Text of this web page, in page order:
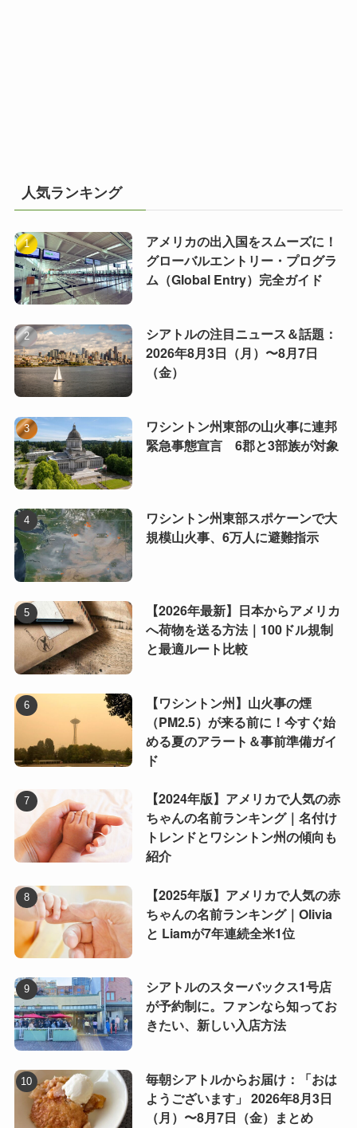
人気ランキング
アメリカの出入国をスムーズに！
グローバルエントリー・プログラ
ム（Global Entry）完全ガイド
シアトルの注目ニュース＆話題：
2026年8月3日（月）〜8月7日
（金）
ワシントン州東部の山火事に連邦
緊急事態宣言 6郡と3部族が対象
ワシントン州東部スポケーンで大
規模山火事、6万人に避難指示
【2026年最新】日本からアメリカ
へ荷物を送る方法｜100ドル規制
と最適ルート比較
【ワシントン州】山火事の煙
（PM2.5）が来る前に！今すぐ始
める夏のアラート＆事前準備ガイ
ド
【2024年版】アメリカで人気の赤
ちゃんの名前ランキング｜名付け
トレンドとワシントン州の傾向も
紹介
【2025年版】アメリカで人気の赤
ちゃんの名前ランキング｜Olivia
と Liamが7年連続全米1位
シアトルのスターバックス1号店
が予約制に。ファンなら知ってお
きたい、新しい入店方法
毎朝シアトルからお届け：「おは
ようございます」 2026年8月3日
（月）〜8月7日（金）まとめ